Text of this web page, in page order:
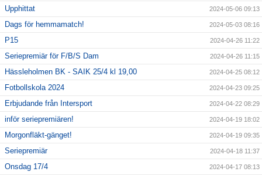
Upphittat 2024-05-06 09:13
Dags för hemmamatch! 2024-05-03 08:16
P15 2024-04-26 11:22
Seriepremiär för F/B/S Dam 2024-04-26 11:15
Hässleholmen BK - SAIK 25/4 kl 19,00 2024-04-25 08:12
Fotbollskola 2024 2024-04-23 09:25
Erbjudande från Intersport 2024-04-22 08:29
inför seriepremiären! 2024-04-19 18:02
Morgonfläkt-gänget! 2024-04-19 09:35
Seriepremiär 2024-04-18 11:37
Onsdag 17/4 2024-04-17 08:13